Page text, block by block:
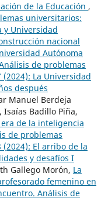
de la Educación ,
universitarios:
y Universidad
nacional
Autónoma
de problemas
La Universidad
después
Manuel Berdeja
Isaías Badillo Piña,
de la inteligencia
de problemas
El arribo de la
y desafíos I
Gallego Morón, La
femenino en
Análisis de